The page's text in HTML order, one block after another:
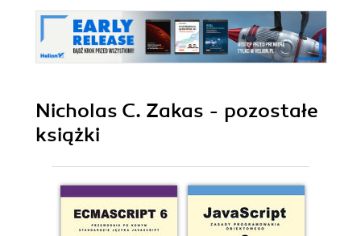
Nicholas C. Zakas - pozostałe
książki